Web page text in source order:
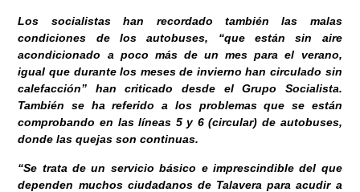
Los socialistas han recordado también las malas
condiciones de los autobuses, “que están sin aire
acondicionado a poco más de un mes para el verano,
igual que durante los meses de invierno han circulado sin
calefacción” han criticado desde el Grupo Socialista.
También se ha referido a los problemas que se están
comprobando en las líneas 5 y 6 (circular) de autobuses,
donde las quejas son continuas.
“Se trata de un servicio básico e imprescindible del que
dependen muchos ciudadanos de Talavera para acudir a